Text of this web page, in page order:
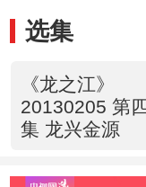
选集
《龙之江》
20130205 第
集 龙兴金源